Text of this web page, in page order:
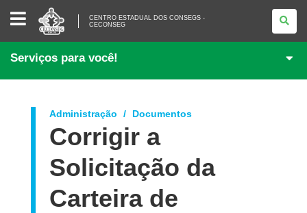
CENTRO
ESTADUAL
DOS
CONSEGS
CECONSEG
CENTRO ESTADUAL DOS CONSEGS -
CECONSEG
Serviços para você!
Administração Documentos
Corrigir a
Solicitação da
Carteira de